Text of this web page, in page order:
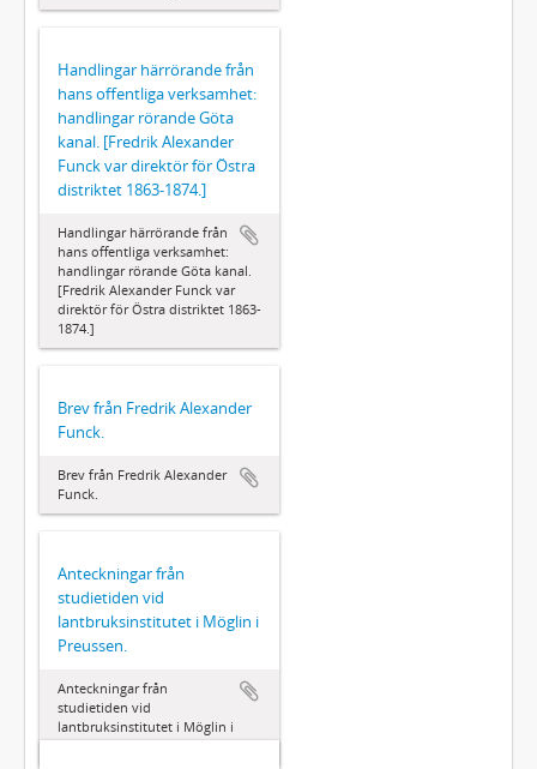
Handlingar härrörande från
hans offentliga verksamhet:
handlingar rörande Göta
kanal. [Fredrik Alexander
Funck var direktör för Östra
distriktet 1863-1874.]
Handlingar härrörande från
hans offentliga verksamhet:
handlingar rörande Göta kanal.
[Fredrik Alexander Funck var
direktör för Östra distriktet 1863-
1874.]
Brev från Fredrik Alexander
Funck.
Brev från Fredrik Alexander
Funck.
Anteckningar från
studietiden vid
lantbruksinstitutet i Möglin i
Preussen.
Anteckningar från
studietiden vid
lantbruksinstitutet i Möglin i
Preussen.